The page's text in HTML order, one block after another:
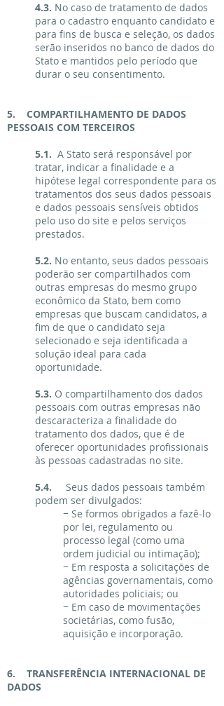
4.3. No caso de tratamento de dados
para o cadastro enquanto candidato e
para fins de busca e seleção, os dados
serão inseridos no banco de dados do
Stato e mantidos pelo período que
durar o seu consentimento.
5. COMPARTILHAMENTO DE DADOS
PESSOAIS COM TERCEIROS
5.1. A Stato será responsável por
tratar, indicar a finalidade e a
hipótese legal correspondente para os
tratamentos dos seus dados pessoais
e dados pessoais sensíveis obtidos
pelo uso do site e pelos serviços
prestados.
5.2. No entanto, seus dados pessoais
poderão ser compartilhados com
outras empresas do mesmo grupo
econômico da Stato, bem como
empresas que buscam candidatos, a
fim de que o candidato seja
selecionado e seja identificada a
solução ideal para cada
oportunidade.
5.3. O compartilhamento dos dados
pessoais com outras empresas não
descaracteriza a finalidade do
tratamento dos dados, que é de
oferecer oportunidades profissionais
às pessoas cadastradas no site.
5.4.
Seus dados pessoais também
podem ser divulgados:
− Se formos obrigados a fazê-lo
por lei, regulamento ou
processo legal (como uma
ordem judicial ou intimação);
− Em resposta a solicitações de
agências governamentais, como
autoridades policiais; ou
− Em caso de movimentações
societárias, como fusão,
aquisição e incorporação.
6. TRANSFERÊNCIA INTERNACIONAL DE
DADOS